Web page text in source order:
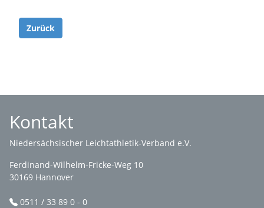
Zurück
Kontakt
Niedersächsischer Leichtathletik-Verband e.V.
Ferdinand-Wilhelm-Fricke-Weg 10
30169 Hannover
0511 / 33 89 0 - 0